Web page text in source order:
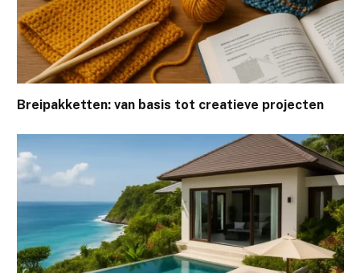
Breipakketten: van basis tot creatieve projecten